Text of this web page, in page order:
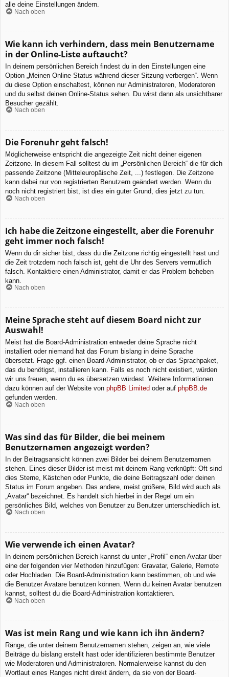
alle deine Einstellungen ändern.
Nach oben
Wie kann ich verhindern, dass mein Benutzername
in der Online-Liste auftaucht?
In deinem persönlichen Bereich findest du in den Einstellungen eine
Option „Meinen Online-Status während dieser Sitzung verbergen“. Wenn
du diese Option einschaltest, können nur Administratoren, Moderatoren
und du selbst deinen Online-Status sehen. Du wirst dann als unsichtbarer
Besucher gezählt.
Nach oben
Die Forenuhr geht falsch!
Möglicherweise entspricht die angezeigte Zeit nicht deiner eigenen
Zeitzone. In diesem Fall solltest du im „Persönlichen Bereich“ die für dich
passende Zeitzone (Mitteleuropäische Zeit, ...) festlegen. Die Zeitzone
kann dabei nur von registrierten Benutzern geändert werden. Wenn du
noch nicht registriert bist, ist dies ein guter Grund, dies jetzt zu tun.
Nach oben
Ich habe die Zeitzone eingestellt, aber die Forenuhr
geht immer noch falsch!
Wenn du dir sicher bist, dass du die Zeitzone richtig eingestellt hast und
die Zeit trotzdem noch falsch ist, geht die Uhr des Servers vermutlich
falsch. Kontaktiere einen Administrator, damit er das Problem beheben
kann.
Nach oben
Meine Sprache steht auf diesem Board nicht zur
Auswahl!
Meist hat die Board-Administration entweder deine Sprache nicht
installiert oder niemand hat das Forum bislang in deine Sprache
übersetzt. Frage ggf. einen Board-Administrator, ob er das Sprachpaket,
das du benötigst, installieren kann. Falls es noch nicht existiert, würden
wir uns freuen, wenn du es übersetzen würdest. Weitere Informationen
dazu können auf der Website von phpBB Limited oder auf phpBB.de
gefunden werden.
Nach oben
Was sind das für Bilder, die bei meinem
Benutzernamen angezeigt werden?
In der Beitragsansicht können zwei Bilder bei deinem Benutzernamen
stehen. Eines dieser Bilder ist meist mit deinem Rang verknüpft: Oft sind
dies Sterne, Kästchen oder Punkte, die deine Beitragszahl oder deinen
Status im Forum angeben. Das andere, meist größere, Bild wird auch als
„Avatar“ bezeichnet. Es handelt sich hierbei in der Regel um ein
persönliches Bild, welches von Benutzer zu Benutzer unterschiedlich ist.
Nach oben
Wie verwende ich einen Avatar?
In deinem persönlichen Bereich kannst du unter „Profil“ einen Avatar über
eine der folgenden vier Methoden hinzufügen: Gravatar, Galerie, Remote
oder Hochladen. Die Board-Administration kann bestimmen, ob und wie
die Benutzer Avatare benutzen können. Wenn du keinen Avatar benutzen
kannst, solltest du die Board-Administration kontaktieren.
Nach oben
Was ist mein Rang und wie kann ich ihn ändern?
Ränge, die unter deinem Benutzernamen stehen, zeigen an, wie viele
Beiträge du bislang erstellt hast oder identifizieren bestimmte Benutzer
wie Moderatoren und Administratoren. Normalerweise kannst du den
Wortlaut eines Ranges nicht direkt ändern, da sie von der Board-